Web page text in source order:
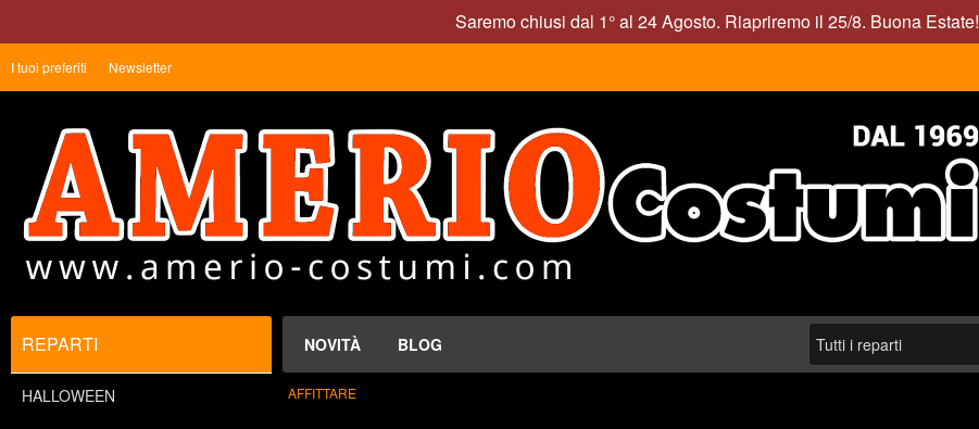
Saremo chiusi dal 1° al 24 Agosto. Riapriremo il 25/8. Buona Estate!
I tuoi preferiti Newsletter
NOVITÀ BLOG
REPARTI
HALLOWEEN AFFITTARE